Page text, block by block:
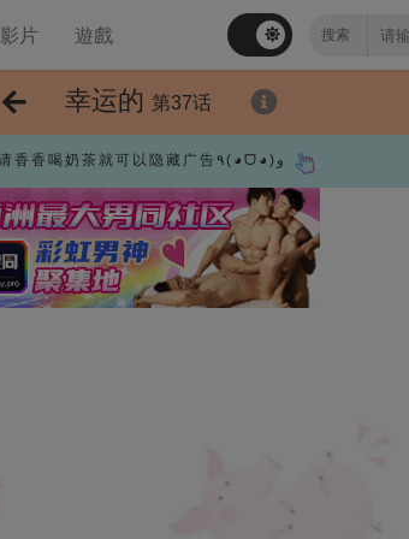
影片 遊戲
幸运的 第37话